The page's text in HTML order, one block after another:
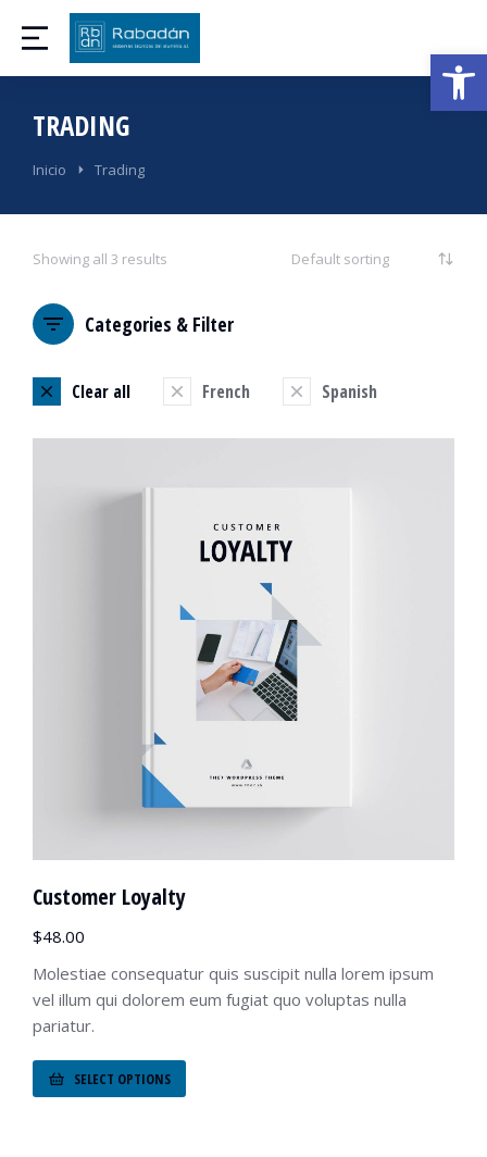
TRADING
Estás aquí:
Inicio Trading
Showing all 3 results
Categories & Filter
Clear all French Spanish
Customer Loyalty
$48.00
Molestiae consequatur quis suscipit nulla lorem ipsum
vel illum qui dolorem eum fugiat quo voluptas nulla
pariatur.
SELECT OPTIONS